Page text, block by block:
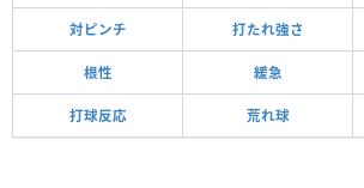
対ピンチ 打たれ強さ
根性 緩急
打球反応 荒れ球